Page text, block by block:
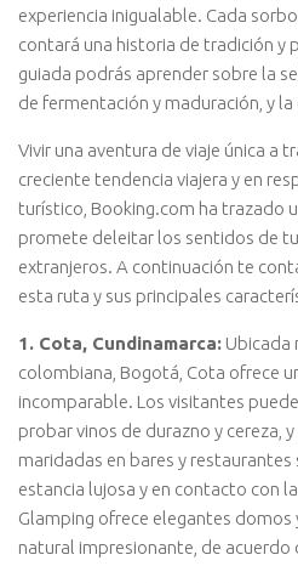
experiencia inigualable. Cada
contará una historia de tradición y
guiada podrás aprender sobre la
de fermentación y maduración, y
Vivir una aventura de viaje única a
creciente tendencia viajera y en
turístico, Booking.com ha trazado
promete deleitar los sentidos de
extranjeros. A continuación te
esta ruta y sus principales
1. Cota, Cundinamarca: Ubicada
colombiana, Bogotá, Cota ofrece
incomparable. Los visitantes
probar vinos de durazno y cereza,
maridadas en bares y restaurantes
estancia lujosa y en contacto con
Glamping ofrece elegantes domos
natural impresionante, de acuerdo